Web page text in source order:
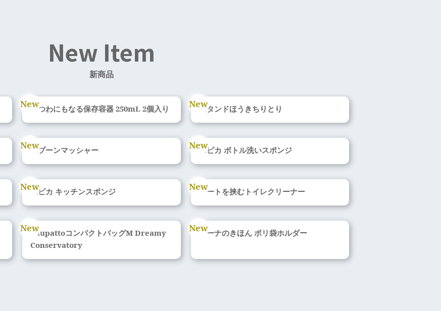
New Item
新商品
うつわにもなる保存容器 250mL 2個入り スタンドほうきちりとり
スプーンマッシャー 水ピカ ボトル洗いスポンジ
水ピカ キッチンスポンジ シートを挟むトイレクリーナー
ShupattoコンパクトバッグM Dreamy
Conservatory
マーナのきほん ポリ袋ホルダー